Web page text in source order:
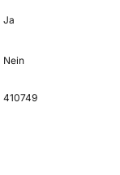
Ja
Nein
410749